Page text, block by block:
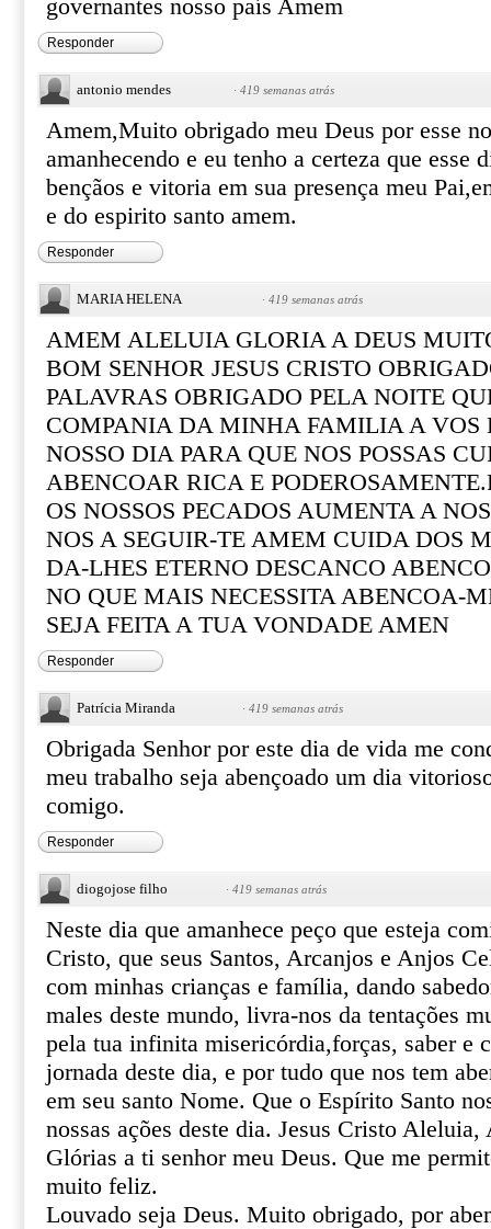
governantes nosso país Amem
Responder
antonio mendes · 419 semanas atrás
Amem,Muito obrigado meu Deus por esse
amanhecendo e eu tenho a certeza que esse
bençãos e vitoria em sua presença meu
e do espirito santo amem.
Responder
MARIA HELENA · 419 semanas atrás
AMEM ALELUIA GLORIA A DEUS
BOM SENHOR JESUS CRISTO
PALAVRAS OBRIGADO PELA NOITE
COMPANIA DA MINHA FAMILIA A VOS
NOSSO DIA PARA QUE NOS POSSAS
ABENCOAR RICA E
OS NOSSOS PECADOS AUMENTA A
NOS A SEGUIR-TE AMEM CUIDA DOS
DA-LHES ETERNO DESCANCO
NO QUE MAIS NECESSITA ABENCOA-
SEJA FEITA A TUA VONDADE AMEN
Responder
Patrícia Miranda · 419 semanas atrás
Obrigada Senhor por este dia de vida me
meu trabalho seja abençoado um dia
comigo.
Responder
diogojose filho · 419 semanas atrás
Neste dia que amanhece peço que esteja
Cristo, que seus Santos, Arcanjos e Anjos
com minhas crianças e família, dando
males deste mundo, livra-nos da tentações
pela tua infinita misericórdia,forças, saber e
jornada deste dia, e por tudo que nos tem
em seu santo Nome. Que o Espírito Santo
nossas ações deste dia. Jesus Cristo
Glórias a ti senhor meu Deus. Que me
muito feliz.
Louvado seja Deus. Muito obrigado, por